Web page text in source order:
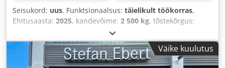
Seisukord: uus, Funktsionaalsus: täielikult töökorras,
Ehitusaasta: 2025, kandevõime: 2 500 kg, tõstekõrgus:
, vaba tõstekõrgus:1 440 mm
diisel, masti tüüp:kolmekordne (triplex), ehituskõrgus:
2 145 mm, võimsus:42 kW (57,10 hj), kahvli pikkus:1 200
, veotüüp:Diesel,
Väike kuulutus